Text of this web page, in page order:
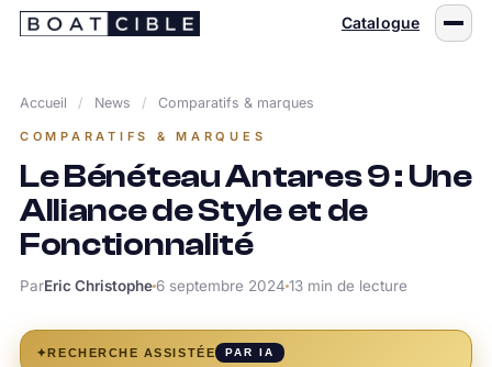
Passer
Catalogue
Accueil / News / Comparatifs & marques
COMPARATIFS & MARQUES
Le Bénéteau Antares 9 : Une
Alliance de Style et de
Fonctionnalité
ParEric Christophe6 septembre 2024 13 min de lecture
✦RECHERCHE ASSISTÉE PAR IA